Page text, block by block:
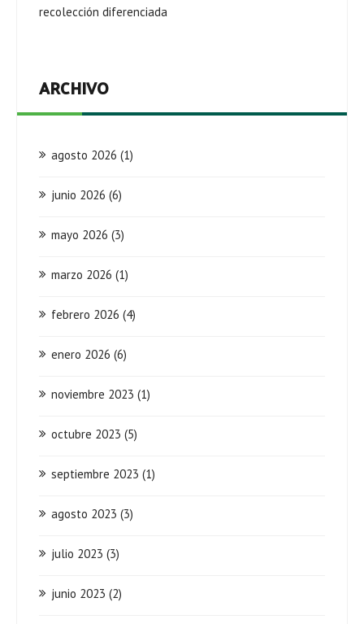
recolección diferenciada
ARCHIVO
agosto 2026 (1)
junio 2026 (6)
mayo 2026 (3)
marzo 2026 (1)
febrero 2026 (4)
enero 2026 (6)
noviembre 2023 (1)
octubre 2023 (5)
septiembre 2023 (1)
agosto 2023 (3)
julio 2023 (3)
junio 2023 (2)